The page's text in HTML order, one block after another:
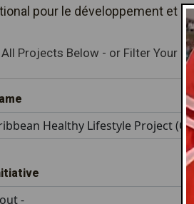
pour le développement et
Projects Below - or Filter Your